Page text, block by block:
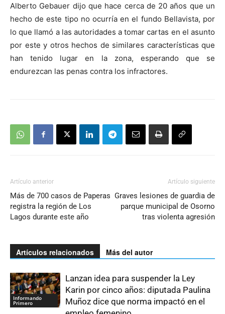
audio
Alberto Gebauer dijo que hace cerca de 20 años que un
hecho de este tipo no ocurría en el fundo Bellavista, por
lo que llamó a las autoridades a tomar cartas en el asunto
por este y otros hechos de similares características que
han tenido lugar en la zona, esperando que se
endurezcan las penas contra los infractores.
Artículo anterior
Más de 700 casos de Paperas
registra la región de Los
Lagos durante este año
Artículo siguiente
Graves lesiones de guardia de
parque municipal de Osorno
tras violenta agresión
Artículos relacionados Más del autor
Informando
Primero
Lanzan idea para suspender la Ley
Karin por cinco años: diputada Paulina
Muñoz dice que norma impactó en el